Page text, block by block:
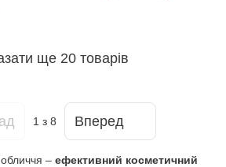
ще 20 товарів
1 з 8 Вперед
– ефективний косметичний